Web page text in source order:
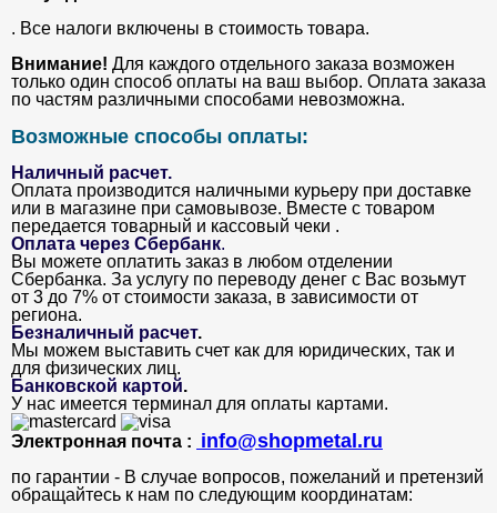
. Все налоги включены в стоимость товара.
Внимание! Для каждого отдельного заказа возможен
только один способ оплаты на ваш выбор. Оплата заказа
по частям различными способами невозможна.
Возможные способы оплаты:
Наличный расчет.
Оплата производится наличными курьеру при доставке
или в магазине при самовывозе. Вместе с товаром
передается товарный и кассовый чеки .
Оплата через Сбербанк.
Вы можете оплатить заказ в любом отделении
Сбербанка. За услугу по переводу денег с Вас возьмут
от 3 до 7% от стоимости заказа, в зависимости от
региона.
Безналичный расчет.
Мы можем выставить счет как для юридических, так и
для физических лиц.
Банковской картой.
У нас имеется терминал для оплаты картами.
Электронная почта : info@shopmetal.ru
по гарантии - В случае вопросов, пожеланий и претензий
обращайтесь к нам по следующим координатам: